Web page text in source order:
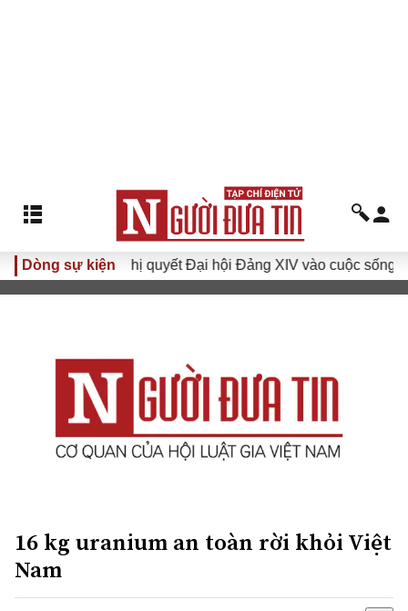
Dòng sự kiện
Đưa Nghị quyết Đại hội Đảng XIV vào cuộc sống
16 kg uranium an toàn rời khỏi Việt
Nam